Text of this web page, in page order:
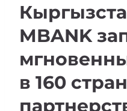
MBANK
в 160